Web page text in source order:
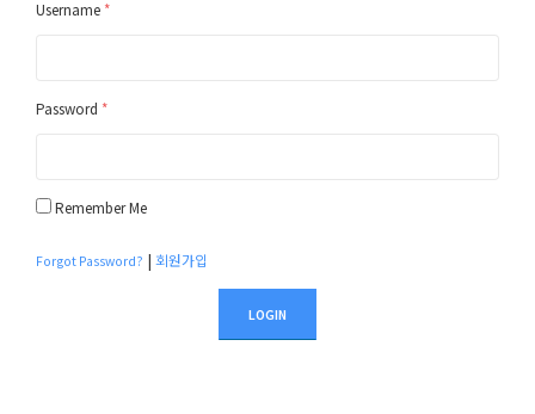
Username *
Password *
Remember Me
Forgot Password? | 회원가입
LOGIN